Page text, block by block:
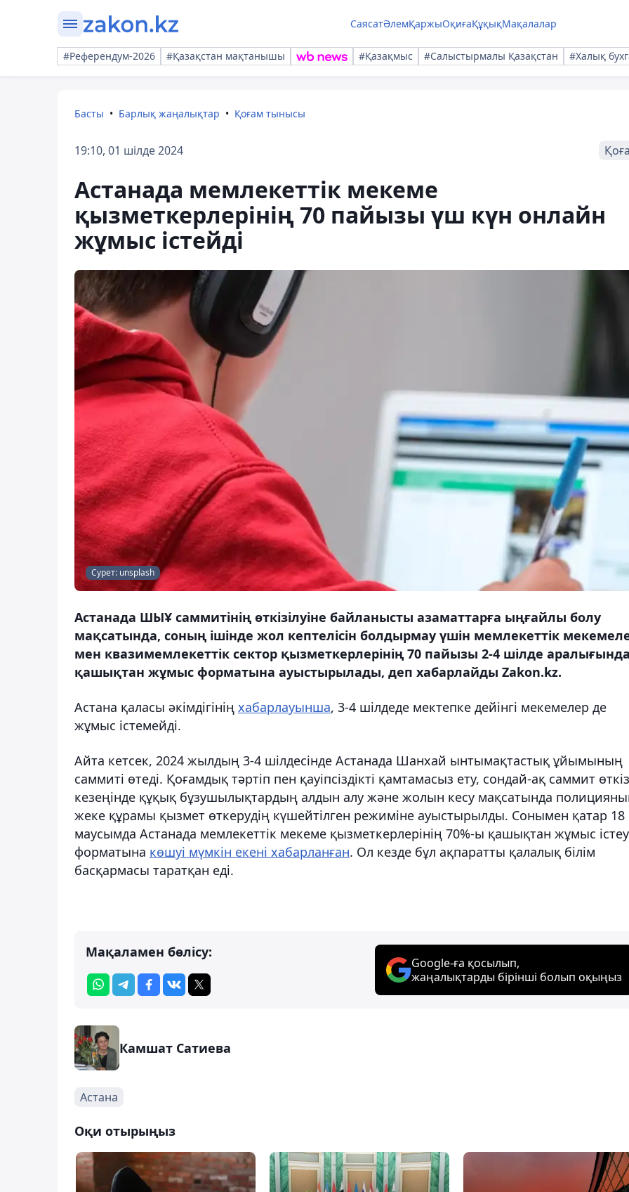
СаясатӘлемҚаржыОқиғаҚұқықМақалалар
#Референдум-2026 #Қазақстан мақтанышы #Қазақмыс #Салыстырмалы Қазақстан #Халық
Басты Барлық жаңалықтар Қоғам тынысы
19:10, 01 шілде 2024
Астанада мемлекеттік мекеме
қызметкерлерінің 70 пайызы үш күн онлайн
жұмыс істейді
Сурет: unsplash
Астанада ШЫҰ саммитінің өткізілуіне байланысты азаматтарға ыңғайлы болу
мақсатында, соның ішінде жол кептелісін болдырмау үшін мемлекеттік
мен квазимемлекеттік сектор қызметкерлерінің 70 пайызы 2-4 шілде аралығында
қашықтан жұмыс форматына ауыстырылады, деп хабарлайды Zakon.kz.
Астана қаласы әкімдігінің хабарлауынша, 3-4 шілдеде мектепке дейінгі мекемелер де
жұмыс істемейді.
Айта кетсек, 2024 жылдың 3-4 шілдесінде Астанада Шанхай ынтымақтастық ұйымының
саммиті өтеді. Қоғамдық тәртіп пен қауіпсіздікті қамтамасыз ету, сондай-ақ саммит
кезеңінде құқық бұзушылықтардың алдын алу және жолын кесу мақсатында
жеке құрамы қызмет өткерудің күшейтілген режиміне ауыстырылды. Сонымен қатар 18
маусымда Астанада мемлекеттік мекеме қызметкерлерінің 70%-ы қашықтан жұмыс істеу
форматына көшуі мүмкін екені хабарланған. Ол кезде бұл ақпаратты қалалық білім
басқармасы таратқан еді.
Мақаламен бөлісу:
Google-ға қосылып,
жаңалықтарды бірінші болып оқыңыз
Камшат Сатиева
Астана
Оқи отырыңыз